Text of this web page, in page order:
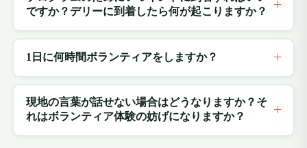
ですか？デリーに到着したら何が起こりますか？
1日に何時間ボランティアをしますか？
現地の言葉が話せない場合はどうなりますか？そ
れはボランティア体験の妨げになりますか？